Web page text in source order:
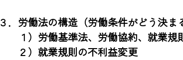
３．労働法の構造（労働条件がどう決ま
１）労働基準法、労働協約、就業規
２）就業規則の不利益変更